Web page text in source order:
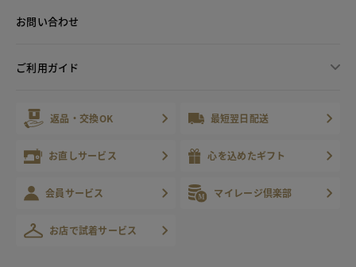
お問い合わせ
ご利用ガイド
返品・交換OK 最短翌日配送
お直しサービス 心を込めたギフト
会員サービス マイレージ倶楽部
お店で試着サービス